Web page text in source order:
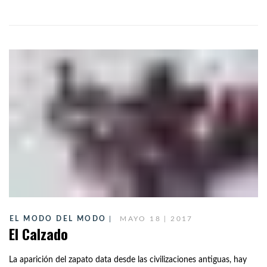
EL MODO DEL MODO MAYO 18 | 2017
El Calzado
La aparición del zapato data desde las civilizaciones antiguas, hay